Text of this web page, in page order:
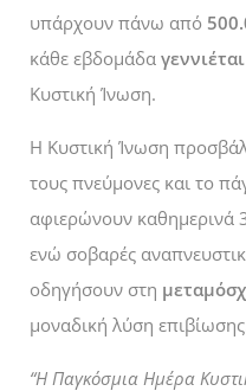
υπάρχουν πάνω από
κάθε εβδομάδα
Κυστική Ίνωση.
Η Κυστική Ίνωση
τους πνεύμονες και το
αφιερώνουν καθημερινά
ενώ σοβαρές
οδηγήσουν στη
μοναδική λύση
“Η Παγκόσμια Ημέρα